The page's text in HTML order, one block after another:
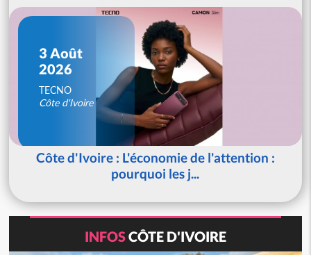
3 Août
2026
TECNO
Côte d'Ivoire
Côte d'Ivoire : L'économie de l'attention :
pourquoi les j...
INFOSCÔTE D'IVOIRE